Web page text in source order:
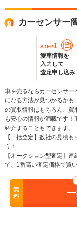
カーセンサー
STEP1
愛車情報を
入力して
査定申し込み
車を売るならカーセンサー
になる方法が見つかるか
の買取情報はもちろん、買
も安心の情報が満載です
紹介することもできます。
【一括査定】数社の見積
う！
【オークション型査定】
て、1番高い査定価格で買
無
料